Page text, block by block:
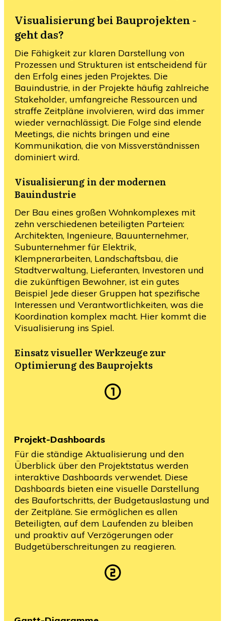
Visualisierung bei Bauprojekten -
geht das?
Die Fähigkeit zur klaren Darstellung von
Prozessen und Strukturen ist entscheidend für
den Erfolg eines jeden Projektes. Die
Bauindustrie, in der Projekte häufig zahlreiche
Stakeholder, umfangreiche Ressourcen und
straffe Zeitpläne involvieren, wird das immer
wieder vernachlässigt. Die Folge sind elende
Meetings, die nichts bringen und eine
Kommunikation, die von Missverständnissen
dominiert wird.
Visualisierung in der modernen
Bauindustrie
Der Bau eines großen Wohnkomplexes mit
zehn verschiedenen beteiligten Parteien:
Architekten, Ingenieure, Bauunternehmer,
Subunternehmer für Elektrik,
Klempnerarbeiten, Landschaftsbau, die
Stadtverwaltung, Lieferanten, Investoren und
die zukünftigen Bewohner, ist ein gutes
Beispiel Jede dieser Gruppen hat spezifische
Interessen und Verantwortlichkeiten, was die
Koordination komplex macht. Hier kommt die
Visualisierung ins Spiel.
Einsatz visueller Werkzeuge zur
Optimierung des Bauprojekts
Projekt-Dashboards
Für die ständige Aktualisierung und den
Überblick über den Projektstatus werden
interaktive Dashboards verwendet. Diese
Dashboards bieten eine visuelle Darstellung
des Baufortschritts, der Budgetauslastung und
der Zeitpläne. Sie ermöglichen es allen
Beteiligten, auf dem Laufenden zu bleiben
und proaktiv auf Verzögerungen oder
Budgetüberschreitungen zu reagieren.